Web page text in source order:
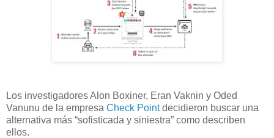
Los investigadores Alon Boxiner, Eran Vaknin y Oded
Vanunu de la empresa Check Pointdecidieron buscar una
alternativa más “sofisticada y siniestra” como describen
ellos.